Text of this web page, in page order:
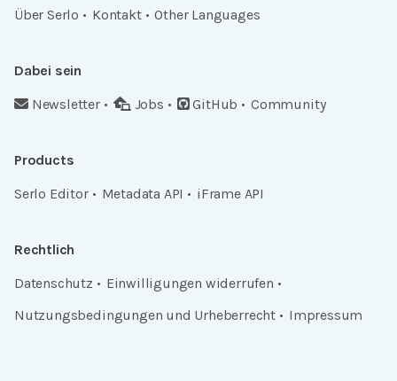
Über Serlo
Kontakt Other Languages
Dabei sein
Newsletter
Jobs GitHub Community
Products
Serlo Editor
Metadata API iFrame API
Rechtlich
Datenschutz
Einwilligungen widerrufen
Nutzungsbedingungen und Urheberrecht
Impressum